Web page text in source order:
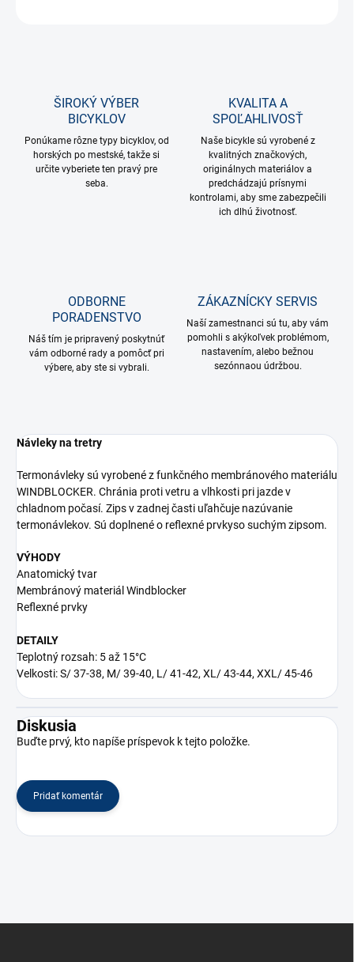
ŠIROKÝ VÝBER
BICYKLOV
Ponúkame rôzne typy bicyklov, od
horských po mestské, takže si
určite vyberiete ten pravý pre
seba.
KVALITA A
SPOĽAHLIVOSŤ
Naše bicykle sú vyrobené z
kvalitných značkových,
originálnych materiálov a
predchádzajú prísnymi
kontrolami, aby sme zabezpečili
ich dlhú životnosť.
ODBORNE
PORADENSTVO
Náš tím je pripravený poskytnúť
vám odborné rady a pomôcť pri
výbere, aby ste si vybrali.
ZÁKAZNÍCKY SERVIS
Naší zamestnanci sú tu, aby vám
pomohli s akýkoľvek problémom,
nastavením, alebo bežnou
sezónnaou údržbou.
Návleky na tretry
Termonávleky sú vyrobené z funkčného membránového materiálu
WINDBLOCKER. Chránia proti vetru a vlhkosti pri jazde v
chladnom počasí. Zips v zadnej časti uľahčuje nazúvanie
termonávlekov. Sú doplnené o reflexné prvkyso suchým zipsom.
VÝHODY
Anatomický tvar
Membránový materiál Windblocker
Reflexné prvky
DETAILY
Teplotný rozsah: 5 až 15°C
Velkosti: S/ 37-38, M/ 39-40, L/ 41-42, XL/ 43-44, XXL/ 45-46
Diskusia
Buďte prvý, kto napíše príspevok k tejto položke.
Pridať komentár